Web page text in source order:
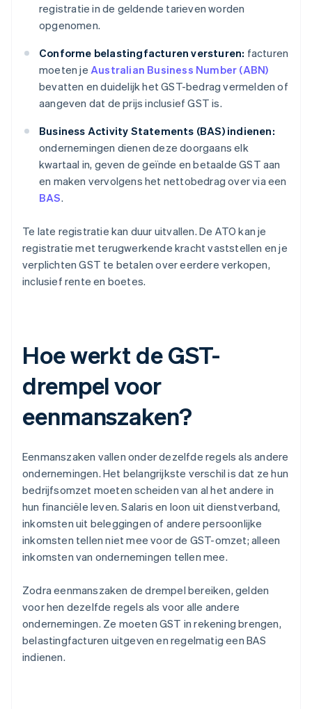
registratie in de geldende tarieven worden
opgenomen.
Conforme belastingfacturen versturen: facturen
moeten je Australian Business Number (ABN)
bevatten en duidelijk het GST-bedrag vermelden of
aangeven dat de prijs inclusief GST is.
Business Activity Statements (BAS) indienen:
ondernemingen dienen deze doorgaans elk
kwartaal in, geven de geïnde en betaalde GST aan
en maken vervolgens het nettobedrag over via een
BAS.
Te late registratie kan duur uitvallen. De ATO kan je
registratie met terugwerkende kracht vaststellen en je
verplichten GST te betalen over eerdere verkopen,
inclusief rente en boetes.
Hoe werkt de GST-
drempel voor
eenmanszaken?
Eenmanszaken vallen onder dezelfde regels als andere
ondernemingen. Het belangrijkste verschil is dat ze hun
bedrijfsomzet moeten scheiden van al het andere in
hun financiële leven. Salaris en loon uit dienstverband,
inkomsten uit beleggingen of andere persoonlijke
inkomsten tellen niet mee voor de GST-omzet; alleen
inkomsten van ondernemingen tellen mee.
Zodra eenmanszaken de drempel bereiken, gelden
voor hen dezelfde regels als voor alle andere
ondernemingen. Ze moeten GST in rekening brengen,
belastingfacturen uitgeven en regelmatig een BAS
indienen.